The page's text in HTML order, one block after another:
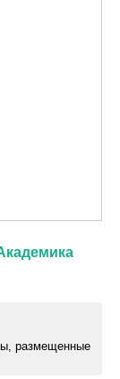
размещенные